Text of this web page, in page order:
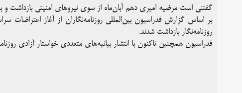
گفتنی است مرضیه امیری دهم آبان‌ماه از سوی نیروهای امنیتی بازداشت و به بند ۲۰۹ زندان اوین
روزنامه‌نگار بازداشت شدند.
فدراسیون همچنین تاکنون با انتشار بیانیه‌های متعددی خواستار آزادی